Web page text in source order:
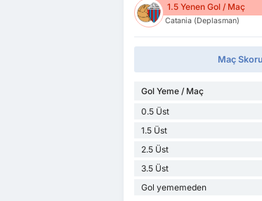
1.5 Yenen Gol / Maç
Catania (Deplasman)
Maç Skoru
Gol Yeme / Maç
0.5 Üst
1.5 Üst
2.5 Üst
3.5 Üst
Gol yememeden